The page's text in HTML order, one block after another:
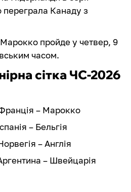
переграла Канаду з
пройде у четвер, 9
часом.
сітка ЧС-2026
– Марокко
– Бельгія
– Англія
– Швейцарія